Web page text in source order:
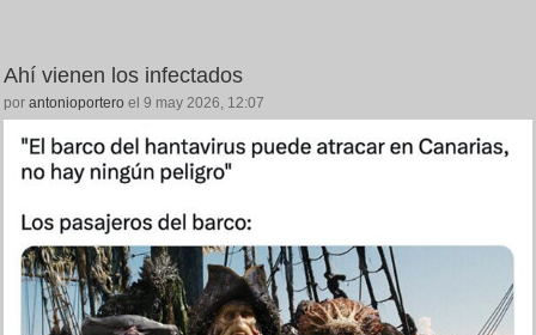
Ahí vienen los infectados
por antonioportero el 9 may 2026, 12:07